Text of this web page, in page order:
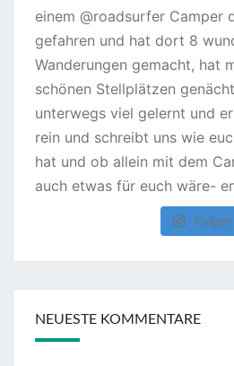
Folgen
NEUESTE KOMMENTARE